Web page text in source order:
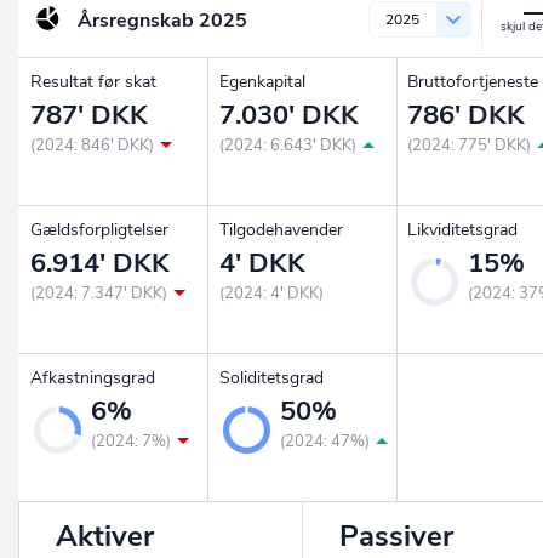
Årsregnskab 2025 2025
Resultat før skat
787' DKK
(2024: 846' DKK)
Egenkapital
7.030' DKK
(2024: 6.643' DKK)
Bruttofortjeneste
786' DKK
(2024: 775' DKK)
Gældsforpligtelser
6.914' DKK
(2024: 7.347' DKK)
Tilgodehavender
4' DKK
(2024: 4' DKK)
Likviditetsgrad
15%
(2024:
Afkastningsgrad
6%
(2024: 7%)
Soliditetsgrad
50%
(2024: 47%)
Aktiver Passiver